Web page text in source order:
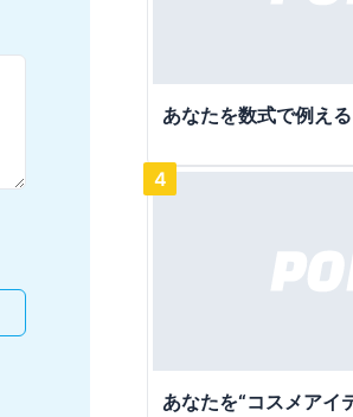
あなたを数式で例え
4
あなたを“コスメアイ